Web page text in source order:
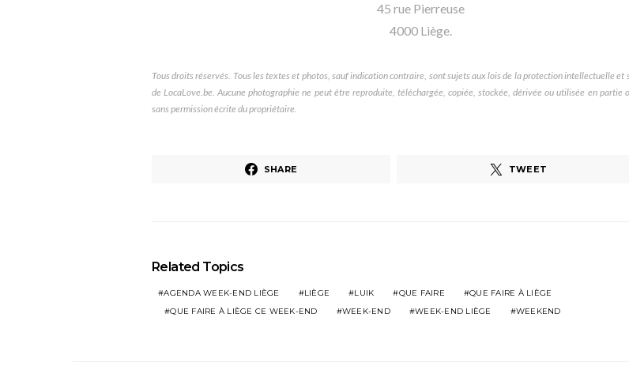
45 rue Pierreuse
4000 Liège.
Tous droits réservés. Tous les textes et photos, sauf indication contraire, sont sujets aux lois de la protection intellectuelle et
de LocaLove.be. Aucune photographie ne peut être reproduite, téléchargée, copiée, stockée, dérivée ou utilisée en partie
sans permission écrite du propriétaire.
SHARE TWEET
Related Topics
AGENDA WEEK-END LIÈGE LIÈGE LUIK QUE FAIRE
QUE FAIRE À LIÈGE
QUE FAIRE À LIÈGE CE WEEK-END
WEEK-END WEEK-END LIÈGE WEEKEND